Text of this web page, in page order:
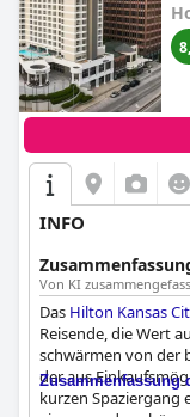
INFO
Von KI
Das Hilton Kansas
Reisende, die Wert
schwärmen von der
der aus
kurzen Spaziergang
Zusammenfassung